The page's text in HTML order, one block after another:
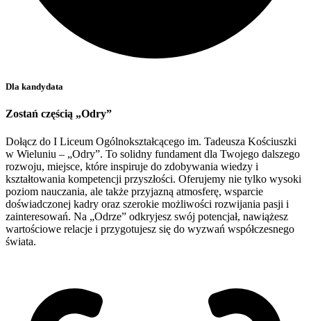
Dla kandydata
Zostań częścią „Odry”
Dołącz do I Liceum Ogólnokształcącego im. Tadeusza Kościuszki
w Wieluniu – „Odry”. To solidny fundament dla Twojego dalszego
rozwoju, miejsce, które inspiruje do zdobywania wiedzy i
kształtowania kompetencji przyszłości. Oferujemy nie tylko wysoki
poziom nauczania, ale także przyjazną atmosferę, wsparcie
doświadczonej kadry oraz szerokie możliwości rozwijania pasji i
zainteresowań. Na „Odrze” odkryjesz swój potencjał, nawiążesz
wartościowe relacje i przygotujesz się do wyzwań współczesnego
świata.